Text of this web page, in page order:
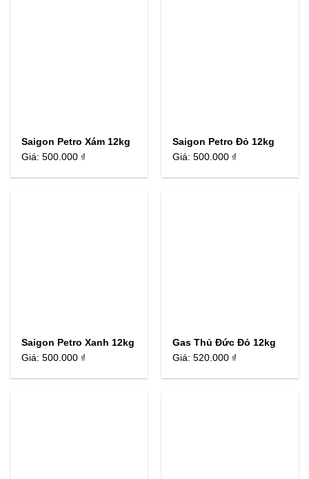
Saigon Petro Xám 12kg
Giá:500.000 ₫
Saigon Petro Đỏ 12kg
Giá:500.000 ₫
Saigon Petro Xanh 12kg
Giá:500.000 ₫
Gas Thủ Đức Đỏ 12kg
Giá:520.000 ₫